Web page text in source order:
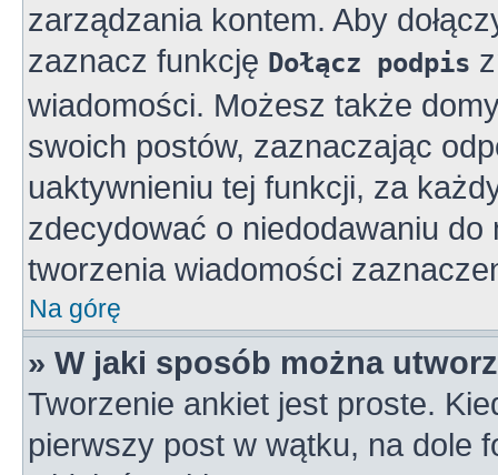
zarządzania kontem. Aby
zaznacz funkcję Dołącz podpis
wiadomości. Możesz także
swoich postów, zaznaczając
uaktywnieniu tej funkcji, za
zdecydować o niedodawaniu
tworzenia wiadomości
Na górę
» W jaki sposób można
Tworzenie ankiet jest proste.
pierwszy post w wątku, na dole